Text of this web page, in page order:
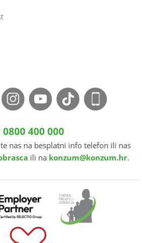
0800 400 000
nas na besplatni info telefon ili nas
ili na konzum@konzum.hr.